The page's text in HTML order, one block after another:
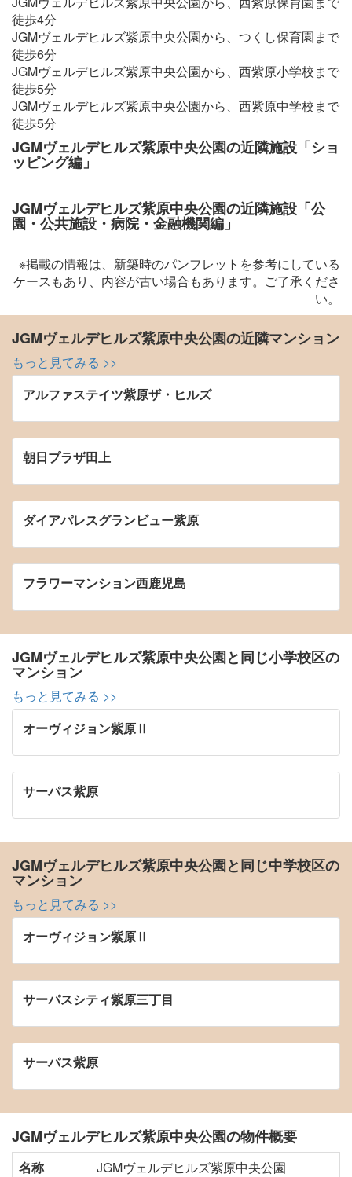
徒歩4分
JGMヴェルデヒルズ紫原中央公園から、つくし保育園まで
徒歩6分
JGMヴェルデヒルズ紫原中央公園から、西紫原小学校まで
徒歩5分
JGMヴェルデヒルズ紫原中央公園から、西紫原中学校まで
徒歩5分
JGMヴェルデヒルズ紫原中央公園の近隣施設「ショ
ッピング編」
JGMヴェルデヒルズ紫原中央公園の近隣施設「公
園・公共施設・病院・金融機関編」
※掲載の情報は、新築時のパンフレットを参考にしている
ケースもあり、内容が古い場合もあります。ご了承くださ
い。
JGMヴェルデヒルズ紫原中央公園の近隣マンション
もっと見てみる >>
アルファステイツ紫原ザ・ヒルズ
朝日プラザ田上
ダイアパレスグランビュー紫原
フラワーマンション西鹿児島
JGMヴェルデヒルズ紫原中央公園と同じ小学校区の
マンション
もっと見てみる >>
オーヴィジョン紫原Ⅱ
サーパス紫原
JGMヴェルデヒルズ紫原中央公園と同じ中学校区の
マンション
もっと見てみる >>
オーヴィジョン紫原Ⅱ
サーパスシティ紫原三丁目
サーパス紫原
JGMヴェルデヒルズ紫原中央公園の物件概要
名称
JGMヴェルデヒルズ紫原中央公園